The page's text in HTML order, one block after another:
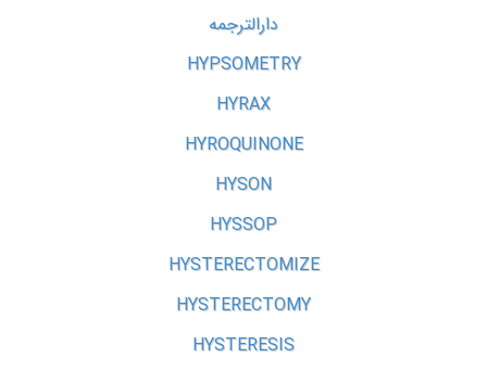
دارالترجمه
HYPSOMETRY
HYRAX
HYROQUINONE
HYSON
HYSSOP
HYSTERECTOMIZE
HYSTERECTOMY
HYSTERESIS